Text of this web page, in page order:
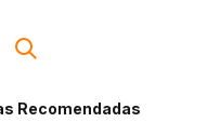
Recomendadas